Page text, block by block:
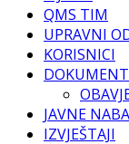
QMS TIM
UPRAVNI
KORISNICI
JAVNE
IZVJEŠTAJI